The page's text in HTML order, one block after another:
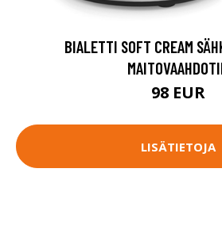
BIALETTI SOFT CREAM
98 EUR
LISÄTIETOJA